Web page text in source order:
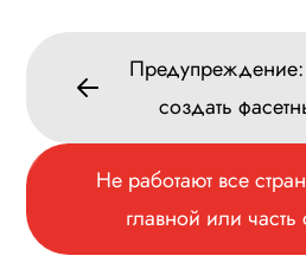
Проблемы и решения
Предупреждение:
Письмо из формы
непоставленном
персональными
Не работают все
создать
Не работают все
главной или часть